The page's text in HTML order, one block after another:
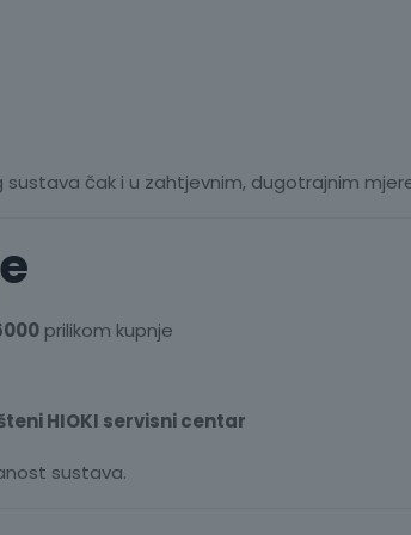
čak i u zahtjevnim, dugotrajnim
prilikom kupnje
HIOKI servisni centar
sustava.